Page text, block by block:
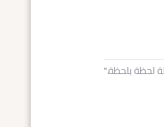
لحظة بلحظة."